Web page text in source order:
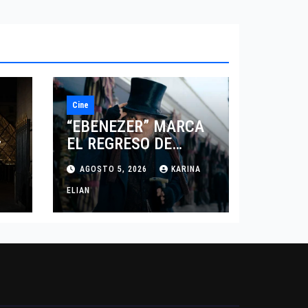
Cine
“EBENEZER” MARCA
EL REGRESO DE
JOHNNY DEPP A
HOLLYWOOD TRAS SU
PASO POR EL CINE
INDEPENDIENTE
AGOSTO 5, 2026 KARINA
ELIAN